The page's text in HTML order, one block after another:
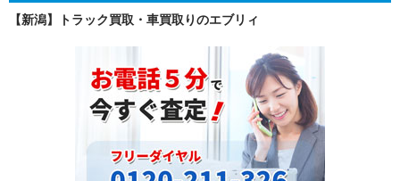
【新潟】トラック買取・車買取りのエブリィ